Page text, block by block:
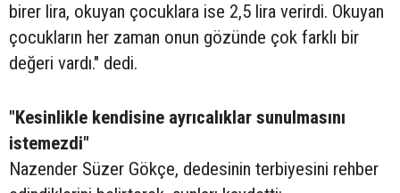
birer lira, okuyan çocuklara ise 2,5 lira verirdi. Okuyan
çocukların her zaman onun gözünde çok farklı bir
değeri vardı." dedi.
"Kesinlikle kendisine ayrıcalıklar sunulmasını
istemezdi"
Nazender Süzer Gökçe, dedesinin terbiyesini rehber